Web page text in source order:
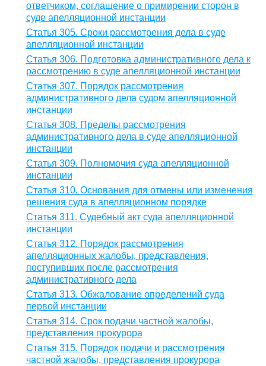
ответчиком, соглашение о примирении сторон в
суде апелляционной инстанции
Статья 305. Сроки рассмотрения дела в суде
апелляционной инстанции
Статья 306. Подготовка административного дела к
рассмотрению в суде апелляционной инстанции
Статья 307. Порядок рассмотрения
административного дела судом апелляционной
инстанции
Статья 308. Пределы рассмотрения
административного дела в суде апелляционной
инстанции
Статья 309. Полномочия суда апелляционной
инстанции
Статья 310. Основания для отмены или изменения
решения суда в апелляционном порядке
Статья 311. Судебный акт суда апелляционной
инстанции
Статья 312. Порядок рассмотрения
апелляционных жалобы, представления,
поступивших после рассмотрения
административного дела
Статья 313. Обжалование определений суда
первой инстанции
Статья 314. Срок подачи частной жалобы,
представления прокурора
Статья 315. Порядок подачи и рассмотрения
частной жалобы, представления прокурора